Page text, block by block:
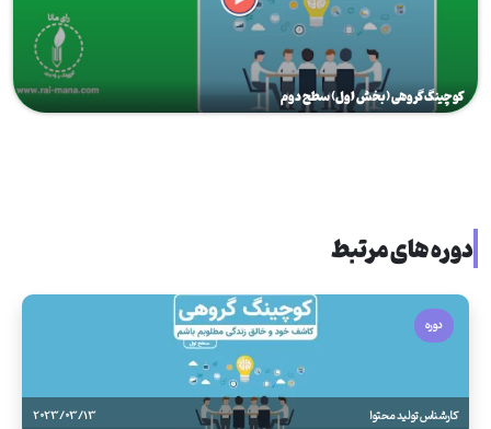
کوچینگ گروهی (بخش اول) سطح دوم
دوره های مرتبط
دوره
کارشناس تولید محتوا 2023/03/13